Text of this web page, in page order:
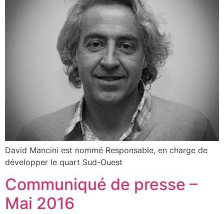
David Mancini est nommé Responsable, en charge de
développer le quart Sud-Ouest
Communiqué de presse –
Mai 2016